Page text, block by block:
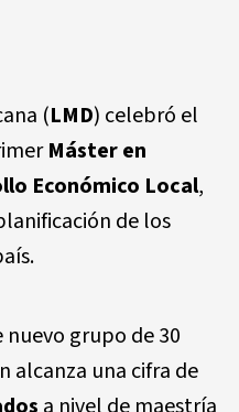
(LMD) celebró el
Máster en
Económico Local,
de los
grupo de 30
alcanza una cifra de